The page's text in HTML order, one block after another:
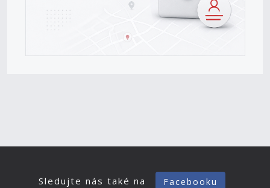
Sledujte nás také na Facebooku